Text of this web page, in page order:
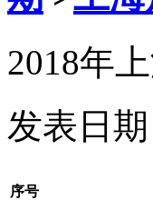
2018年
发表日
序号